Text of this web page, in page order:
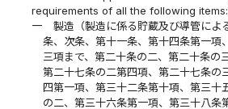
requirements of all the following items:
一
製造（製造に係る貯蔵及び導管によ
条、次条、第十一条、第十四条第一項
三項まで、第二十条の二、第二十条の
第二十七条の二第四項、第二十七条の
四第一項、第三十二条第十項、第三十
の二、第三十六条第一項、第三十八条